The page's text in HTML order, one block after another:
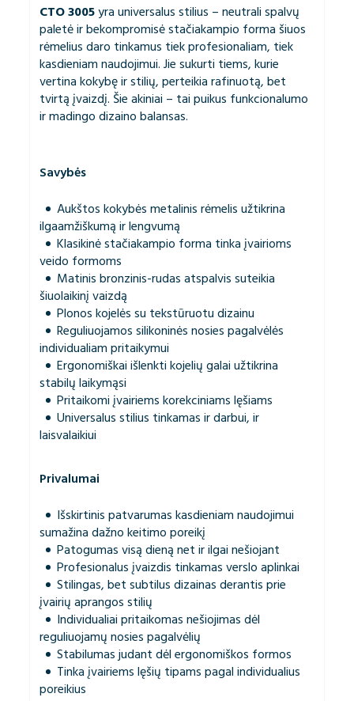
CTO 3005yra universalus stilius – neutrali spalvų
paletė ir bekompromisė stačiakampio forma šiuos
rėmelius daro tinkamus tiek profesionaliam, tiek
kasdieniam naudojimui. Jie sukurti tiems, kurie
vertina kokybę ir stilių, perteikia rafinuotą, bet
tvirtą įvaizdį. Šie akiniai – tai puikus funkcionalumo
ir madingo dizaino balansas.
Savybės
Aukštos kokybės metalinis rėmelis užtikrina
ilgaamžiškumą ir lengvumą
Klasikinė stačiakampio forma tinka įvairioms
veido formoms
Matinis bronzinis-rudas atspalvis suteikia
šiuolaikinį vaizdą
Plonos kojelės su tekstūruotu dizainu
Reguliuojamos silikoninės nosies pagalvėlės
individualiam pritaikymui
Ergonomiškai išlenkti kojelių galai užtikrina
stabilų laikymąsi
Pritaikomi įvairiems korekciniams lęšiams
Universalus stilius tinkamas ir darbui, ir
laisvalaikiui
Privalumai
Išskirtinis patvarumas kasdieniam naudojimui
sumažina dažno keitimo poreikį
Patogumas visą dieną net ir ilgai nešiojant
Profesionalus įvaizdis tinkamas verslo aplinkai
Stilingas, bet subtilus dizainas derantis prie
įvairių aprangos stilių
Individualiai pritaikomas nešiojimas dėl
reguliuojamų nosies pagalvėlių
Stabilumas judant dėl ergonomiškos formos
Tinka įvairiems lęšių tipams pagal individualius
poreikius